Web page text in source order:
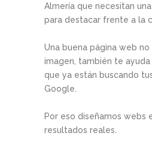
Almería que necesitan
para destacar frente a la
Una buena página web
imagen, también te
que ya están buscando
Google.
Por eso diseñamos webs
resultados reales.